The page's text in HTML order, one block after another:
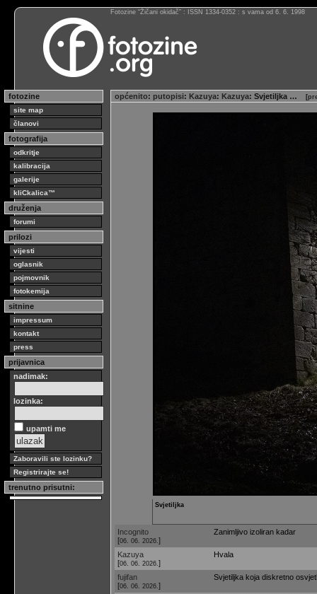
Fotozine “Žičani okidač” : ISSN 1334-0352 : s vama od 6. 6. 1998
fotozine
site map
članovi
fotografija
odkritje
kalibracija
galerije
kliCkalica™
druženja
forumi
prilozi
vijesti
oglasnik
pojmovnik
fotokemija
sitnine
impressum
kontakt
press
prijavnica
nadimak:
lozinka:
upamti me
Zaboravili ste lozinku?
Registrirajte se!
trenutno prisutni:
općenito: putopisi: Kazuya: Kazuya: Svjetiljka … [
Svjetiljka
Incognito
[06. 06. 2026. ]
Zanimljivo izoliran kadar
Kazuya
[06. 06. 2026. ]
Hvala
fujifan
[06. 06. 2026. ]
Svjetiljka koja diskretno